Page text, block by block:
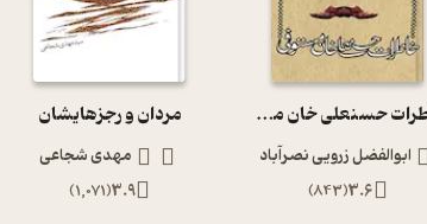
خاطرات حسنعلی خان مستوفی
ابوالفضل زرویی نصرآباد
3.6
(
843
)
مردان و رجزهایشان
مهدی شجاعی
3.9
(
1,071
)